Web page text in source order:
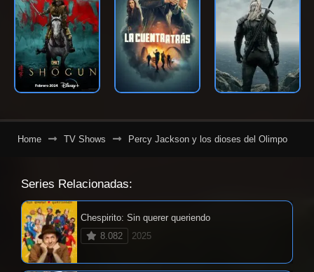
Home TV Shows Percy Jackson y los dioses del Olimpo
Series Relacionadas:
Chespirito: Sin querer queriendo
8.082
2025